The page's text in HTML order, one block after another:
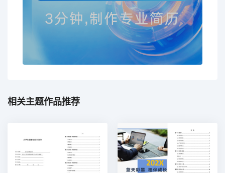
相关主题作品推荐